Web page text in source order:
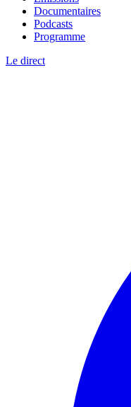
Documentaires
Podcasts
Programme
Le direct